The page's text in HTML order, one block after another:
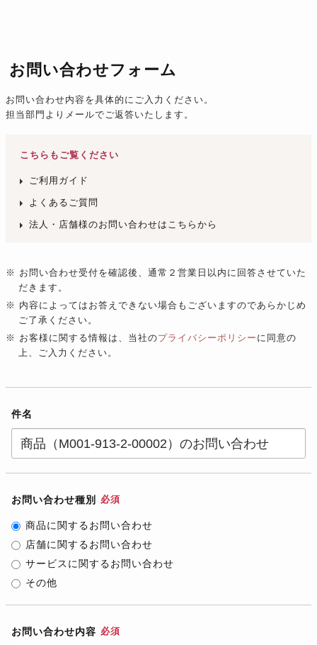
お問い合わせフォーム
お問い合わせ内容を具体的にご入力ください。
担当部門よりメールでご返答いたします。
こちらもご覧ください
ご利用ガイド
よくあるご質問
法人・店舗様のお問い合わせはこちらから
※ お問い合わせ受付を確認後、通常２営業日以内に回答させていた
だきます。
※ 内容によってはお答えできない場合もございますのであらかじめ
ご了承ください。
※ お客様に関する情報は、当社のプライバシーポリシー に同意の
上、ご入力ください。
件名
お問い合わせ種別 必須
商品に関するお問い合わせ
店舗に関するお問い合わせ
サービスに関するお問い合わせ
その他
お問い合わせ内容 必須